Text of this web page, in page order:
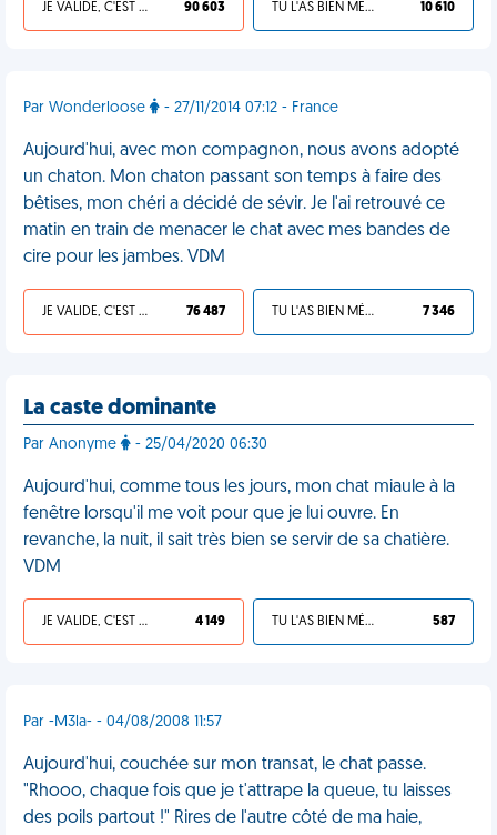
JE VALIDE, C'EST UNE VDM 90 603 TU L'AS BIEN MÉRITÉ 10 610
Par Wonderloose - 27/11/2014 07:12 - France
Aujourd'hui, avec mon compagnon, nous avons adopté
un chaton. Mon chaton passant son temps à faire des
bêtises, mon chéri a décidé de sévir. Je l'ai retrouvé ce
matin en train de menacer le chat avec mes bandes de
cire pour les jambes. VDM
JE VALIDE, C'EST UNE VDM 76 487 TU L'AS BIEN MÉRITÉ 7 346
La caste dominante
Par Anonyme - 25/04/2020 06:30
Aujourd'hui, comme tous les jours, mon chat miaule à la
fenêtre lorsqu'il me voit pour que je lui ouvre. En
revanche, la nuit, il sait très bien se servir de sa chatière.
VDM
JE VALIDE, C'EST UNE VDM 4 149 TU L'AS BIEN MÉRITÉ 587
Par -M3la- - 04/08/2008 11:57
Aujourd'hui, couchée sur mon transat, le chat passe.
"Rhooo, chaque fois que je t'attrape la queue, tu laisses
des poils partout !" Rires de l'autre côté de ma haie,